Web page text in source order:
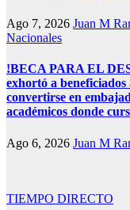
Ago 7, 2026 Juan M
Nacionales
!BECA PARA EL
exhortó a
convertirse en
académicos donde
Ago 6, 2026 Juan M
TIEMPO DIRECTO